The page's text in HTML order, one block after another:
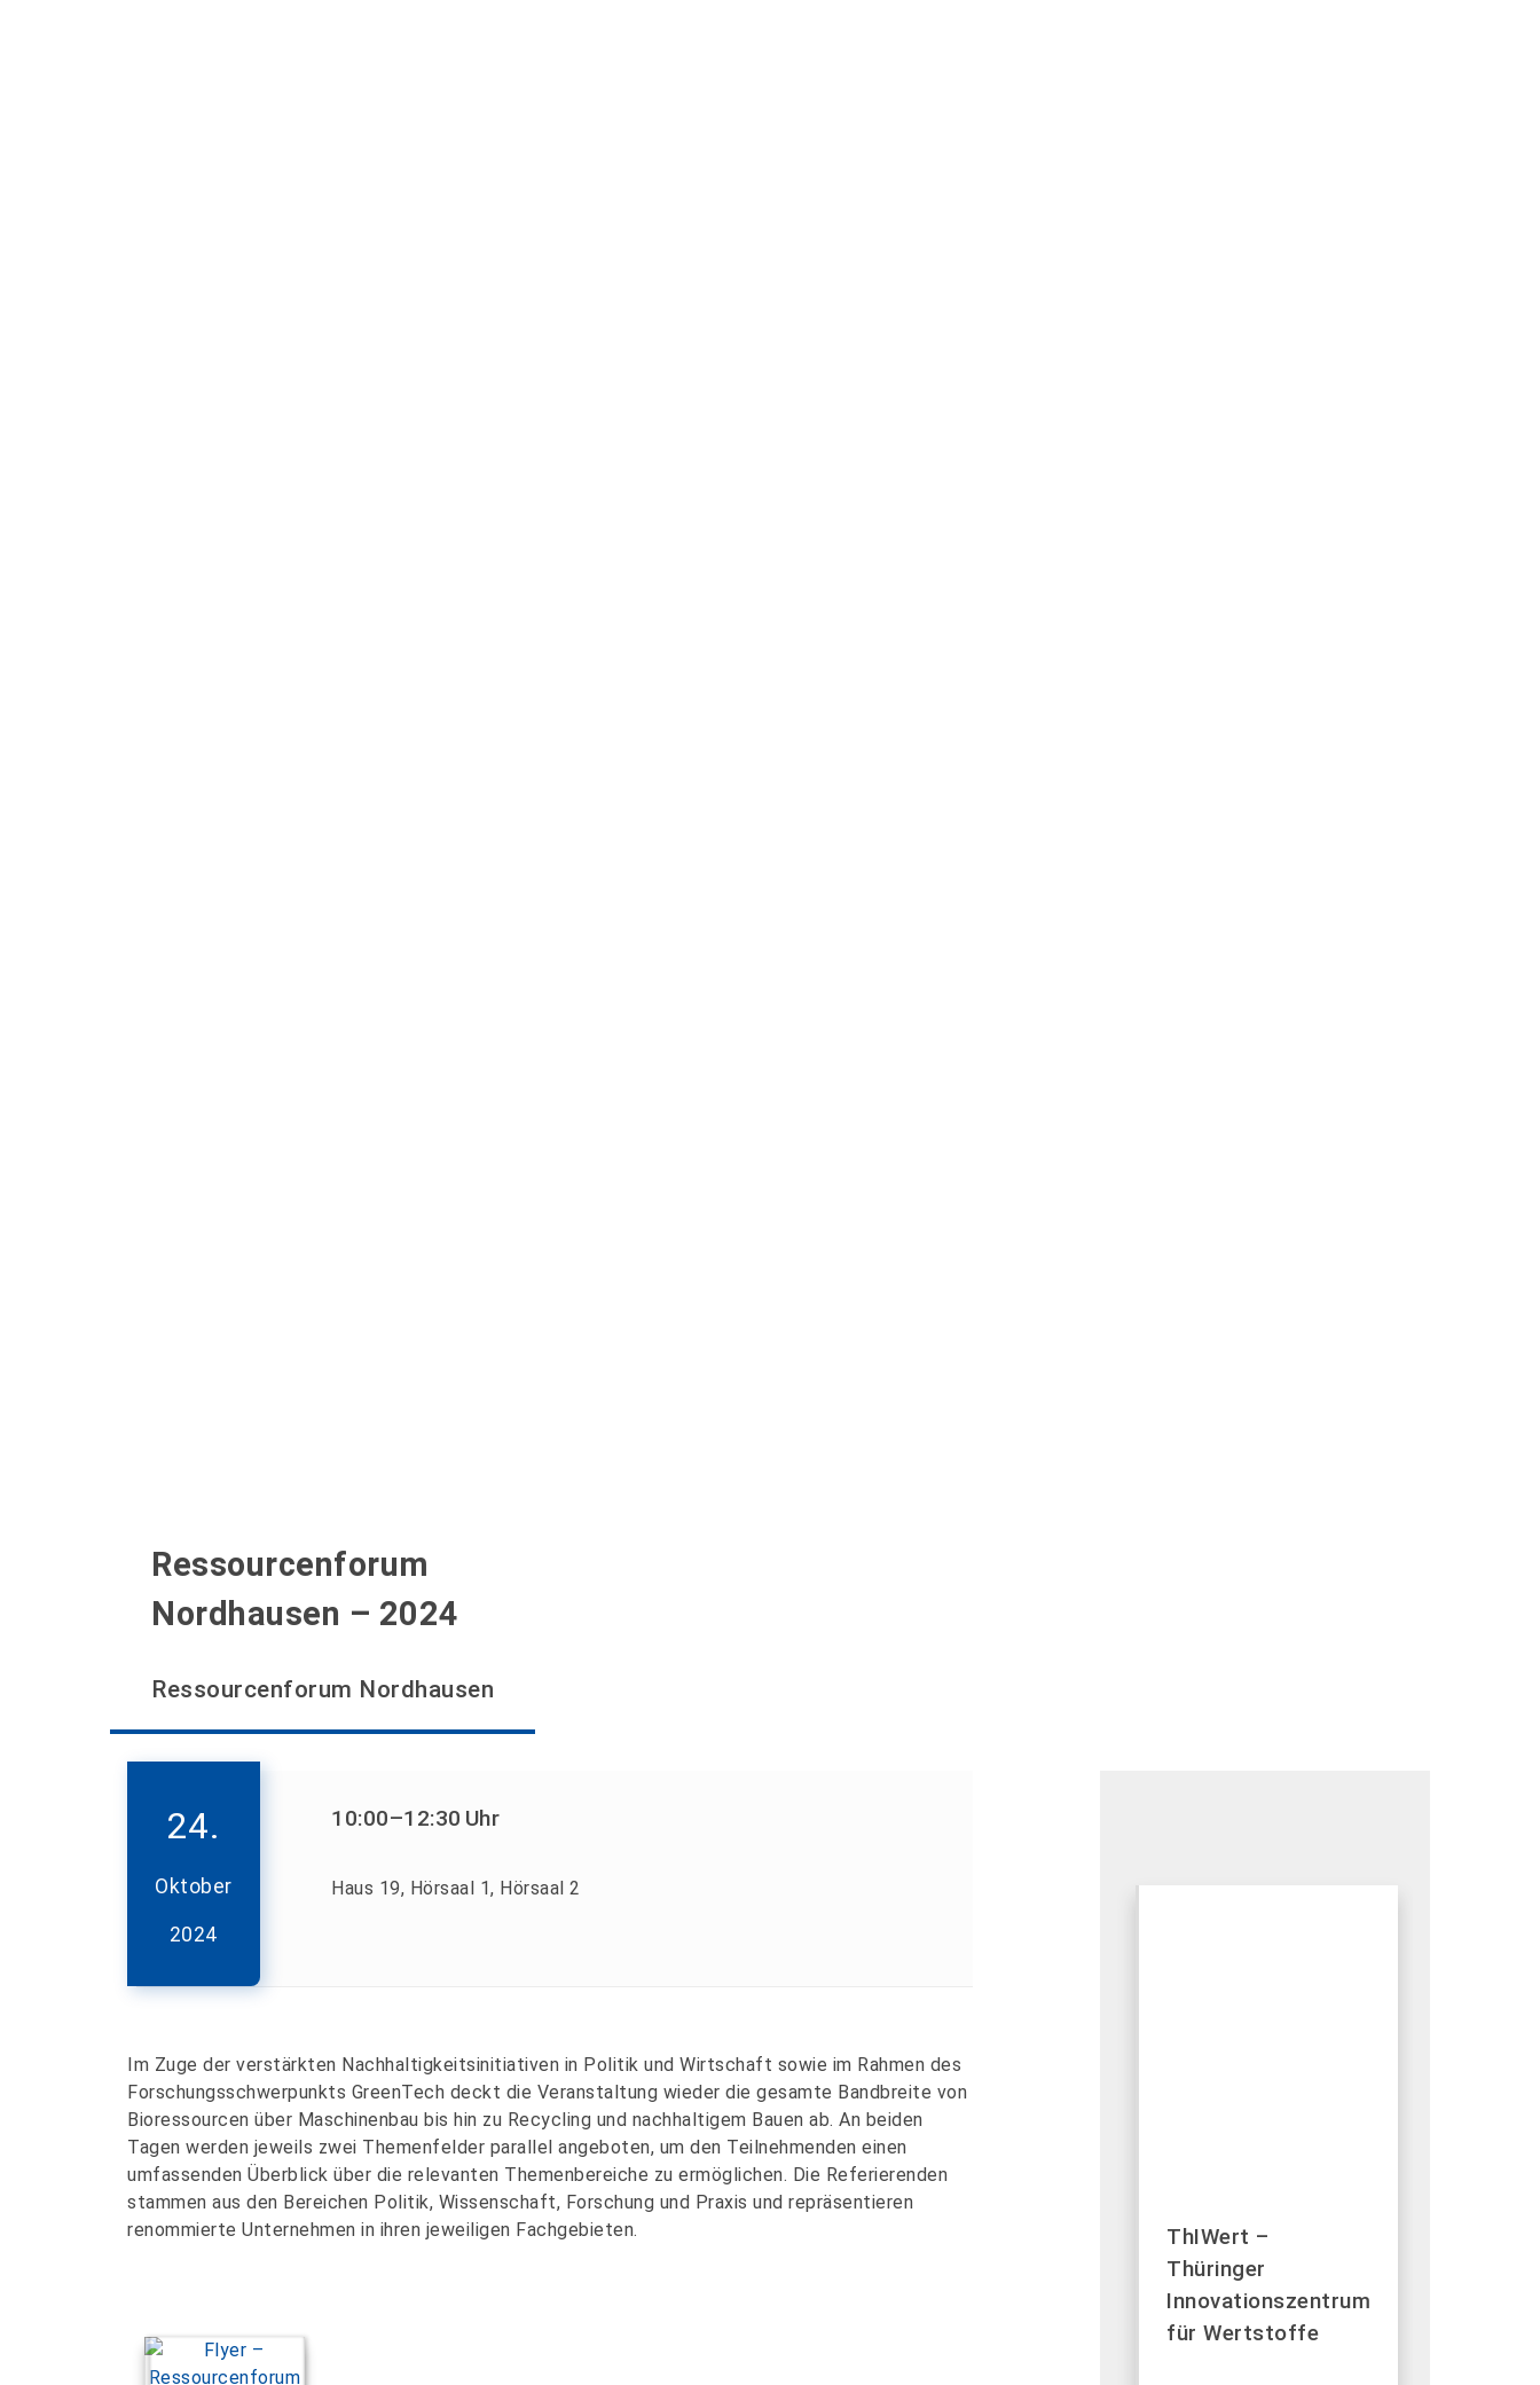
Ressourcenforum
Nordhausen – 2024
Ressourcenforum Nordhausen
24.
Oktober
2024
10:00–12:30 Uhr
Haus 19, Hörsaal 1, Hörsaal 2
Im Zuge der verstärkten Nachhaltigkeitsinitiativen in Politik und Wirtschaft sowie im Rahmen des
Forschungsschwerpunkts GreenTech deckt die Veranstaltung wieder die gesamte Bandbreite von
Bioressourcen über Maschinenbau bis hin zu Recycling und nachhaltigem Bauen ab. An beiden
Tagen werden jeweils zwei Themenfelder parallel angeboten, um den Teilnehmenden einen
umfassenden Überblick über die relevanten Themenbereiche zu ermöglichen. Die Referierenden
stammen aus den Bereichen Politik, Wissenschaft, Forschung und Praxis und repräsentieren
renommierte Unternehmen in ihren jeweiligen Fachgebieten.
ThIWert –
Thüringer
Innovationszentrum
für Wertstoffe